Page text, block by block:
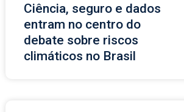
Ciência, seguro e dados
entram no centro do
debate sobre riscos
climáticos no Brasil